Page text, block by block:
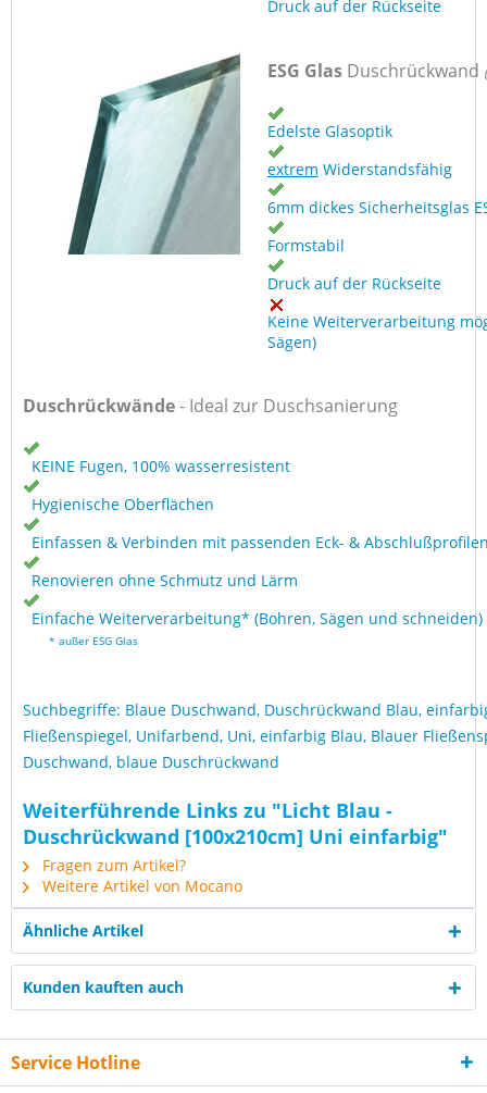
Druck auf der Rückseite
ESG Glas Duschrückwand
Edelste Glasoptik
extrem Widerstandsfähig
6mm dickes Sicherheitsglas
Formstabil
Druck auf der Rückseite
Keine Weiterverarbeitung
Sägen)
Duschrückwände- Ideal zur Duschsanierung
KEINE Fugen, 100% wasserresistent
Hygienische Oberflächen
Einfassen & Verbinden mit passenden Eck- &
Renovieren ohne Schmutz und Lärm
Einfache Weiterverarbeitung* (Bohren, Sägen und schneiden)
* außer ESG Glas
Suchbegriffe: Blaue Duschwand, Duschrückwand Blau,
Fließenspiegel, Unifarbend, Uni, einfarbig Blau, Blauer
Duschwand, blaue Duschrückwand
Weiterführende Links zu "Licht Blau -
Duschrückwand [100x210cm] Uni einfarbig"
Fragen zum Artikel?
Weitere Artikel von Mocano
Ähnliche Artikel
Kunden kauften auch
Service Hotline